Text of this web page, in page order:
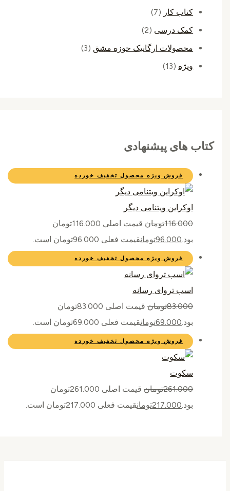
کتاب کار (7)
کمک درسی (2)
محصولات ارگانیک حوزه مشق (3)
ویژه
(13)
کتاب های پیشنهادی
فروش ویژه محصول تخفیف خورده
اوکراین ویتنامی دیگر
116.000تومان
قیمت اصلی 116.000تومان
96.000تومانقیمت فعلی 96.000تومان است.
فروش ویژه محصول تخفیف خورده
اسب تروای رسانه
83.000تومان
قیمت اصلی 83.000تومان
69.000تومانقیمت فعلی 69.000تومان است.
فروش ویژه محصول تخفیف خورده
سکوت
261.000تومان
قیمت اصلی 261.000تومان
217.000تومانقیمت فعلی 217.000تومان است.